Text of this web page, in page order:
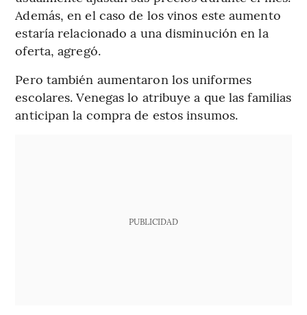
Además, en el caso de los vinos este aumento
estaría relacionado a una disminución en la
oferta, agregó.
Pero también aumentaron los uniformes
escolares. Venegas lo atribuye a que las familias
anticipan la compra de estos insumos.
PUBLICIDAD